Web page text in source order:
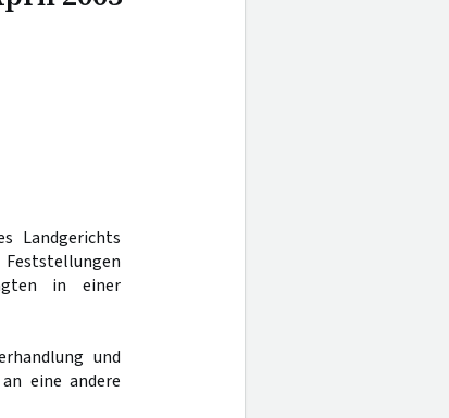
Landgerichts
in einer
und
eine andere